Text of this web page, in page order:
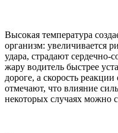
Высокая температура
организм: увеличивается
удара, страдают сердечно-
жару водитель быстрее
дороге, а скорость
отмечают, что влияние
некоторых случаях можно